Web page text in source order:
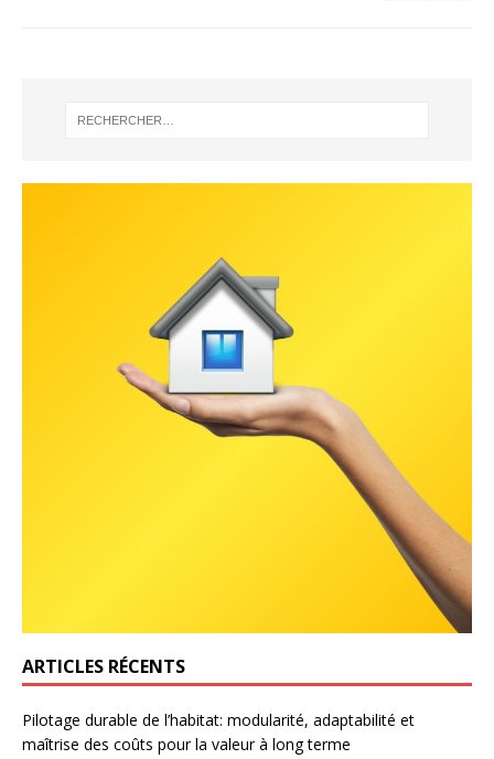
ARTICLES RÉCENTS
Pilotage durable de l’habitat: modularité, adaptabilité et
maîtrise des coûts pour la valeur à long terme